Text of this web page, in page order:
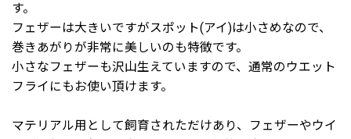
す。
フェザーは大きいですがスポット(アイ)は小さめなので、
巻きあがりが非常に美しいのも特徴です。
小さなフェザーも沢山生えていますので、通常のウエット
フライにもお使い頂けます。
マテリアル用として飼育されただけあり、フェザーやウイ